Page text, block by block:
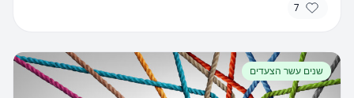
7
שנים עשר הצעדים